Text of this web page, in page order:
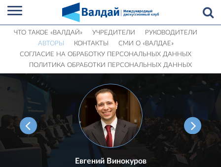
ЧТО ТАКОЕ «ВАЛДАЙ» УЧРЕДИТЕЛИ
РУКОВОДИТЕЛИ
АВТОРЫ
КОНТАКТЫ
СМИ О «ВАЛДАЕ»
СОГЛАСИЕ НА ОБРАБОТКУ ПЕРСОНАЛЬНЫХ ДАННЫХ
ПОЛИТИКА ОБРАБОТКИ ПЕРСОНАЛЬНЫХ ДАННЫХ
Евгений Винокуров